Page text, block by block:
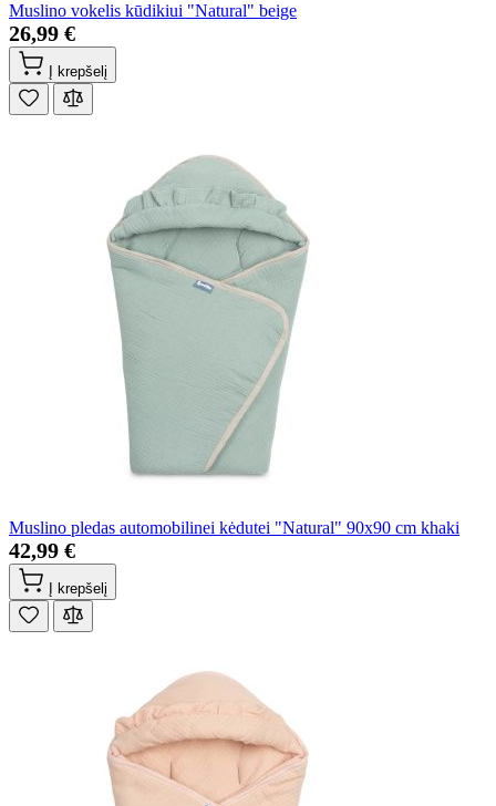
Muslino vokelis kūdikiui "Natural" beige
26,99 €
Į krepšelį
Muslino pledas automobilinei kėdutei "Natural" 90x90 cm khaki
42,99 €
Į krepšelį